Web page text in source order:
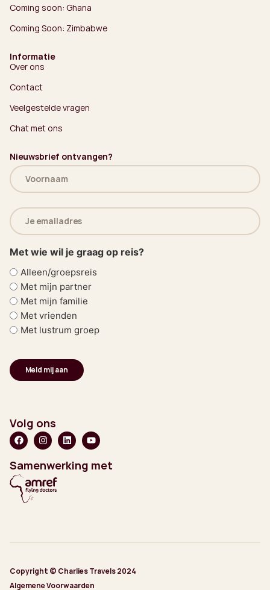
Coming soon: Ghana
Coming Soon: Zimbabwe
Informatie
Over ons
Contact
Veelgestelde vragen
Chat met ons
Nieuwsbrief ontvangen?
Naam
(Vereist)
E-
mailadres
(Vereist)
Met wie wil je graag op reis?
Alleen/groepsreis
Met mijn partner
Met mijn familie
Met vrienden
Met lustrum groep
Volg ons
Samenwerking met
Copyright © Charlies Travels 2024
Algemene Voorwaarden